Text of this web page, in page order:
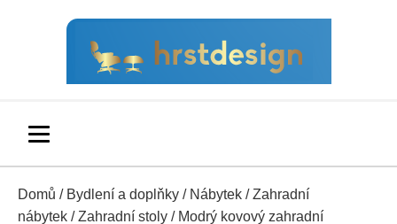
Domů / Bydlení a doplňky / Nábytek /Zahradní
nábytek /Zahradní stoly / Modrý kovový zahradní